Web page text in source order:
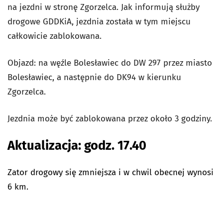
na jezdni w stronę Zgorzelca. Jak informują służby
drogowe GDDKiA, jezdnia została w tym miejscu
całkowicie zablokowana.
Objazd: na węźle Bolesławiec do DW 297 przez miasto
Bolesławiec, a następnie do DK94 w kierunku
Zgorzelca.
Jezdnia może być zablokowana przez około 3 godziny.
Aktualizacja: godz. 17.40
Zator drogowy się zmniejsza i w chwil obecnej wynosi
6 km.